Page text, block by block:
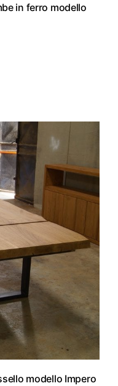
in ferro modello
modello Impero